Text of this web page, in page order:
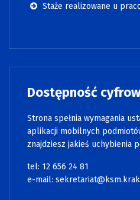
Staże realizowane u
Dostępność
Strona spełnia wymagania
aplikacji mobilnych
znajdziesz jakieś uchybienia
tel: 12 656 24 81
e-mail: